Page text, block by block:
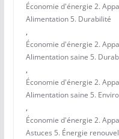
Économie d'énergie 2.
Alimentation 5. Durabilité
,
Économie d'énergie 2.
Alimentation saine 5.
,
Économie d'énergie 2.
Alimentation saine 5.
,
Économie d'énergie 2.
Astuces 5. Énergie